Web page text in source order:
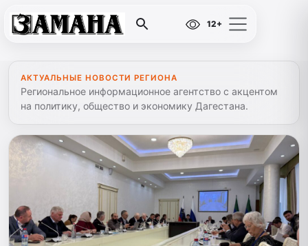
12+
АКТУАЛЬНЫЕ НОВОСТИ РЕГИОНА
Региональное информационное агентство с акцентом
на политику, общество и экономику Дагестана.